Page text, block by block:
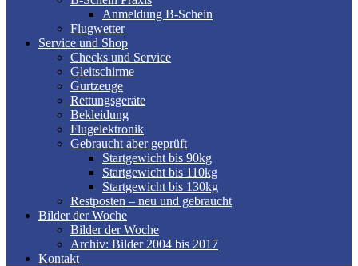
Anmeldung B-Schein
Flugwetter
Service und Shop
Checks und Service
Gleitschirme
Gurtzeuge
Rettungsgeräte
Bekleidung
Flugelektronik
Gebraucht aber geprüft
Startgewicht bis 90kg
Startgewicht bis 110kg
Startgewicht bis 130kg
Restposten – neu und gebraucht
Bilder der Woche
Bilder der Woche
Archiv: Bilder 2004 bis 2017
Kontakt